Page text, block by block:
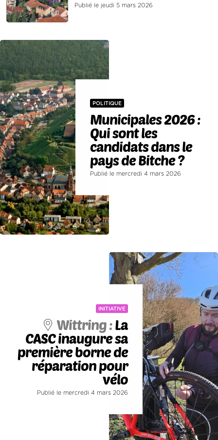
Publié le jeudi 5 mars 2026
POLITIQUE
Municipales 2026 :
Qui sont les
candidats dans le
pays de Bitche ?
Publié le mercredi 4 mars 2026
INITIATIVE
Wittring :La
CASC inaugure sa
première borne de
réparation pour
vélo
Publié le mercredi 4 mars 2026